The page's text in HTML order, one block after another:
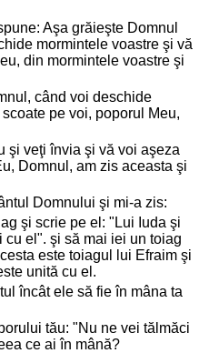
Aşa grăieşte Domnul
mormintele voastre şi vă
din mormintele voastre şi
când voi deschide
pe voi, poporul Meu,
şi veţi învia şi vă voi aşeza
Domnul, am zis aceasta şi
Domnului şi mi-a zis:
şi scrie pe el: "Lui Iuda şi
el". şi să mai iei un toiag
este toiagul lui Efraim şi
unită cu el.
încât ele să fie în mâna ta
tău: "Nu ne vei tălmăci
ce ai în mână?